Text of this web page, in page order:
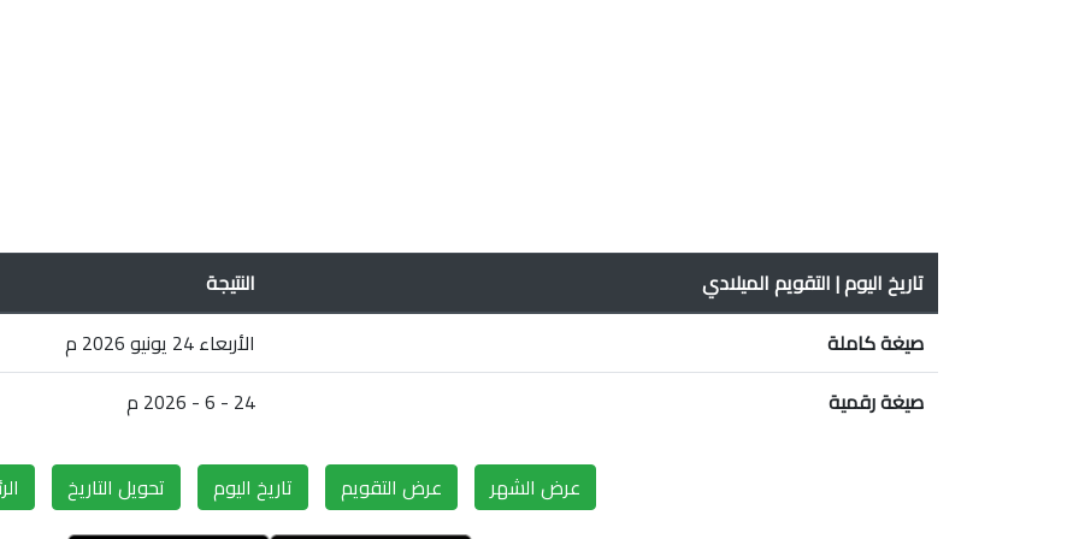
تاريخ اليوم | التقويم الميلادي
النتيجة
صيغة كاملة
الأربعاء 24 يونيو 2026 م
صيغة رقمية
24 - 6 - 2026 م
عرض الشهر عرض التقويم تاريخ اليوم تحويل التاريخ